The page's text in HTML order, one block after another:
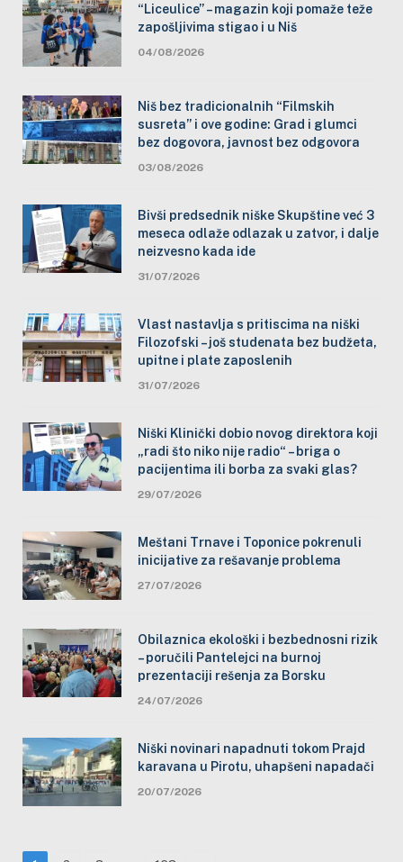
“Liceulice” – magazin koji pomaže teže
zapošljivima stigao i u Niš
04/08/2026
Niš bez tradicionalnih “Filmskih
susreta” i ove godine: Grad i glumci
bez dogovora, javnost bez odgovora
03/08/2026
Bivši predsednik niške Skupštine već 3
meseca odlaže odlazak u zatvor, i dalje
neizvesno kada ide
31/07/2026
Vlast nastavlja s pritiscima na niški
Filozofski – još studenata bez budžeta,
upitne i plate zaposlenih
31/07/2026
Niški Klinički dobio novog direktora koji
„radi što niko nije radio“ – briga o
pacijentima ili borba za svaki glas?
29/07/2026
Meštani Trnave i Toponice pokrenuli
inicijative za rešavanje problema
27/07/2026
Obilaznica ekološki i bezbednosni rizik
– poručili Pantelejci na burnoj
prezentaciji rešenja za Borsku
24/07/2026
Niški novinari napadnuti tokom Prajd
karavana u Pirotu, uhapšeni napadači
20/07/2026